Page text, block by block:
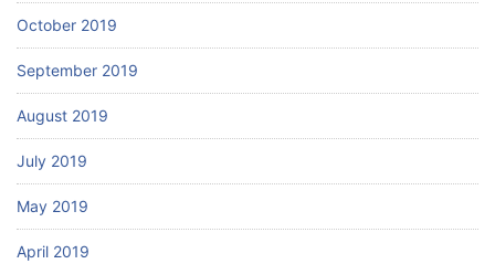
October 2019
September 2019
August 2019
July 2019
May 2019
April 2019